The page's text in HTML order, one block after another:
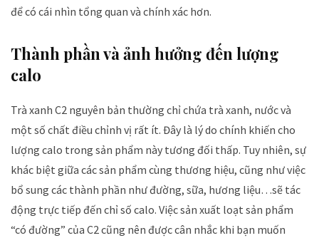
để có cái nhìn tổng quan và chính xác hơn.
Thành phần và ảnh hưởng đến lượng
calo
Trà xanh C2 nguyên bản thường chỉ chứa trà xanh, nước và
một số chất điều chỉnh vị rất ít. Đây là lý do chính khiến cho
lượng calo trong sản phẩm này tương đối thấp. Tuy nhiên, sự
khác biệt giữa các sản phẩm cùng thương hiệu, cũng như việc
bổ sung các thành phần như đường, sữa, hương liệu…sẽ tác
động trực tiếp đến chỉ số calo. Việc sản xuất loạt sản phẩm
“có đường” của C2 cũng nên được cân nhắc khi bạn muốn